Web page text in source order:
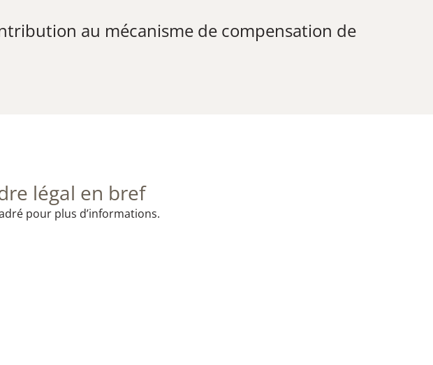
au mécanisme de compensation de
légal en bref
pour plus d’informations.